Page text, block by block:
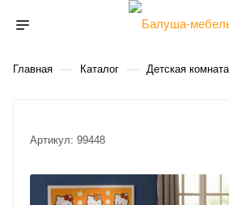
Главная — Каталог — Детская комната
Артикул: 99448